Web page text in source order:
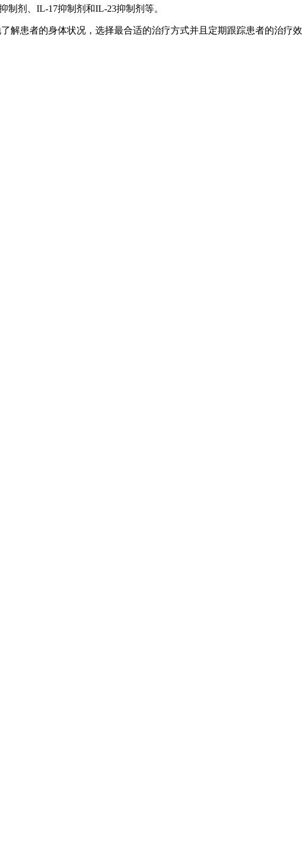
剂、IL-17抑制剂和IL-23抑制剂等。
解患者的身体状况，选择最合适的治疗方式并且定期跟踪患者的治疗效